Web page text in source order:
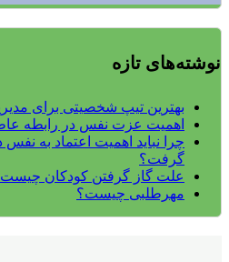
نوشته‌های تازه
بهترین تیپ شخصیتی برای
اهمیت عزت نفس در رابطه
چرا نباید اهمیت اعتماد به نفس
گرفت؟
علت گاز گرفتن کودکان
مهرطلبی چیست؟